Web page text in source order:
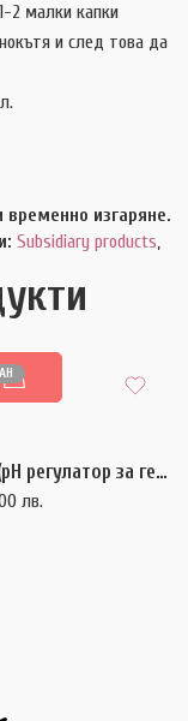
2 малки капки
и след това да
изгаряне.
Subsidiary products,
Cleaner (pH регулатор за гел, гел лак, акрил) – 50 мл.
лв.